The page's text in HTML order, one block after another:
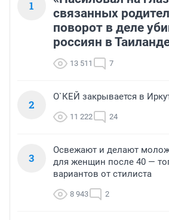
1
связанных
поворот в деле
россиян в
13 511 7
2
О`КЕЙ закрывается в
11 222 24
3
Освежают и делают
для женщин после 40 —
вариантов от стилиста
8 943 2